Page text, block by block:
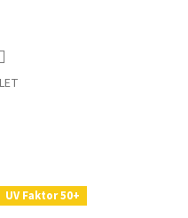
UV Faktor 50+